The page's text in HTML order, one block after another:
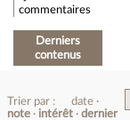
commentaires
Derniers
contenus
Trier par :
date
note
intérêt
dernier